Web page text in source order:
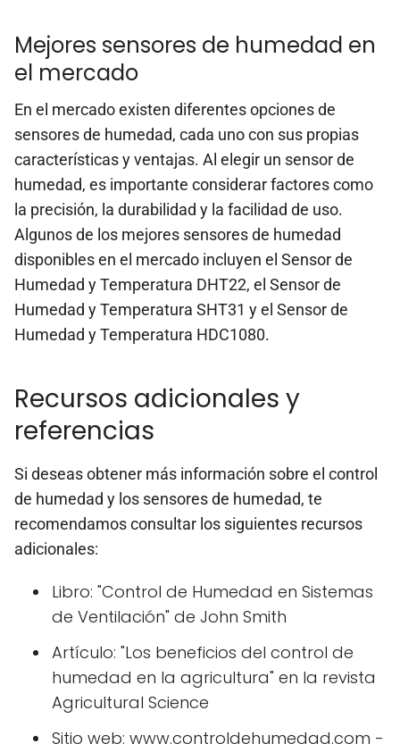
Mejores sensores de humedad en
el mercado
En el mercado existen diferentes opciones de
sensores de humedad, cada uno con sus propias
características y ventajas. Al elegir un sensor de
humedad, es importante considerar factores como
la precisión, la durabilidad y la facilidad de uso.
Algunos de los mejores sensores de humedad
disponibles en el mercado incluyen el Sensor de
Humedad y Temperatura DHT22, el Sensor de
Humedad y Temperatura SHT31 y el Sensor de
Humedad y Temperatura HDC1080.
Recursos adicionales y
referencias
Si deseas obtener más información sobre el control
de humedad y los sensores de humedad, te
recomendamos consultar los siguientes recursos
adicionales:
Libro: "Control de Humedad en Sistemas
de Ventilación" de John Smith
Artículo: "Los beneficios del control de
humedad en la agricultura" en la revista
Agricultural Science
Sitio web: www.controldehumedad.com -